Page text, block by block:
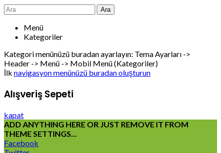
Ara
Menü
Kategoriler
Kategori menünüzü buradan ayarlayın: Tema Ayarları ->
Header -> Menü -> Mobil Menü (Kategoriler)
İlk navigasyon menünüzü buradan oluşturun
Alışveriş Sepeti
kapat
ADD ANYTHING HERE OR JUST REMOVE IT FROM
THEME SETTINGS...
Facebook